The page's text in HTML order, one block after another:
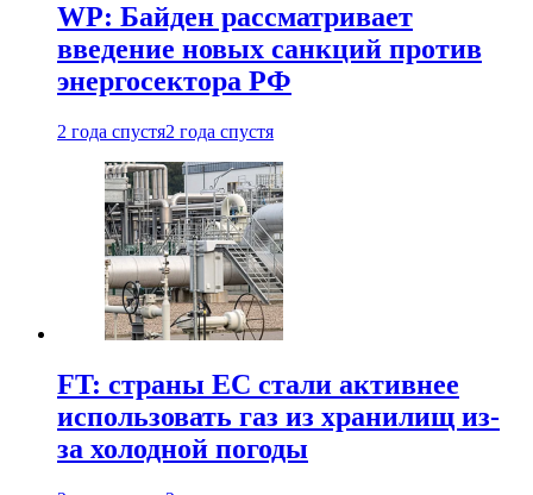
WP: Байден рассматривает
введение новых санкций против
энергосектора РФ
2 года спустя2 года спустя
FT: страны ЕС стали активнее
использовать газ из хранилищ из-
за холодной погоды